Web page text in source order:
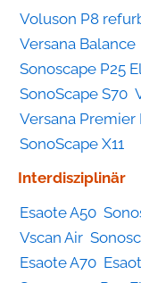
Voluson P8
Versana Balance
Sonoscape P25
SonoScape S70
Versana Premier
SonoScape X11
Interdisziplinär
Esaote A50
Vscan Air
Esaote A70